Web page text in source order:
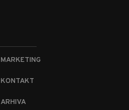
MARKETING
KONTAKT
ARHIVA